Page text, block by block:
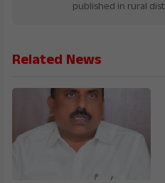
published in rural
Related News